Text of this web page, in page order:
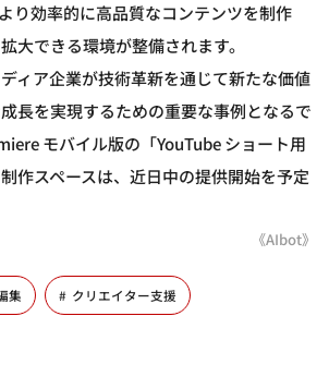
り効率的に高品質なコンテンツを制作
大できる環境が整備されます。
ィア企業が技術革新を通じて新たな価値
長を実現するための重要な事例となるで
モバイル版の「YouTube ショート用
作スペースは、近日中の提供開始を予定
《AIbot》
集 クリエイター支援